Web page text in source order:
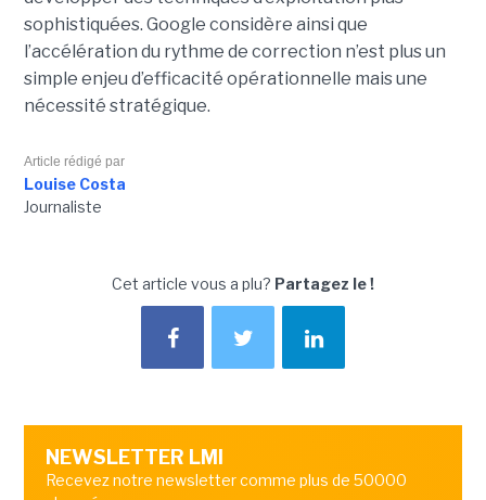
sophistiquées. Google considère ainsi que
l’accélération du rythme de correction n’est plus un
simple enjeu d’efficacité opérationnelle mais une
nécessité stratégique.
Article rédigé par
Louise Costa
Journaliste
Cet article vous a plu? Partagez le !
NEWSLETTER LMI
Recevez notre newsletter comme plus de 50000